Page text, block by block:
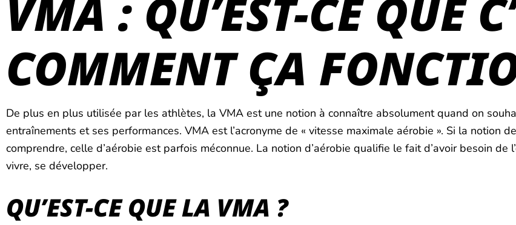
VMA : QU’EST-CE QUE
COMMENT ÇA
De plus en plus utilisée par les athlètes, la VMA est une notion à connaître absolument quand on
entraînements et ses performances. VMA est l’acronyme de « vitesse maximale aérobie ». Si la notion
comprendre, celle d’aérobie est parfois méconnue. La notion d’aérobie qualifie le fait d’avoir besoin de
vivre, se développer.
QU’EST-CE QUE LA VMA ?